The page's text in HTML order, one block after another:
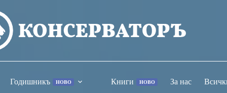
Годишникъ НОВО Книги НОВО За нас